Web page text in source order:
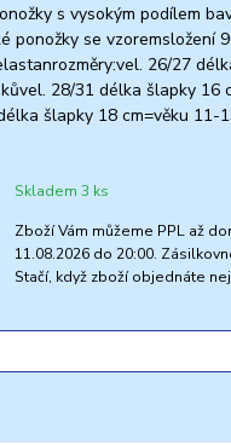
s vysokým podílem
ponožky se vzoremsložení
26/27
28/31 délka šlapky 16
šlapky 18 cm=věku 11-
Skladem 3 ks
Zboží Vám můžeme PPL až
11.08.2026 do 20:00.
Stačí, když zboží objednáte